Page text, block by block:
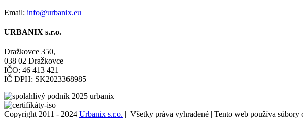
Email: info@urbanix.eu
URBANIX s.r.o.
Dražkovce 350,
038 02 Dražkovce
IČO: 46 413 421
IČ DPH: SK2023368985
Copyright 2011 - 2024 Urbanix s.r.o. | Všetky práva vyhradené | Tento web používa